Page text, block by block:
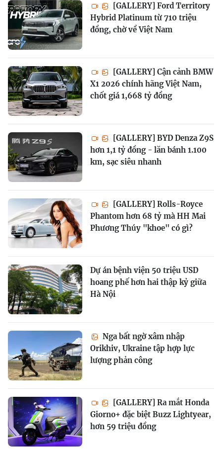
[GALLERY] Ford Territory
Hybrid Platinum từ 710 triệu
đồng, chờ về Việt Nam
[GALLERY] Cận cảnh BMW
X1 2026 chính hãng Việt Nam,
chốt giá 1,668 tỷ đồng
[GALLERY] BYD Denza Z9S
hơn 1,1 tỷ đồng - lăn bánh 1.100
km, sạc siêu nhanh
[GALLERY] Rolls-Royce
Phantom hơn 68 tỷ mà HH Mai
Phương Thúy "khoe" có gì?
Dự án bệnh viện 50 triệu USD
hoang phế hơn hai thập kỷ giữa
Hà Nội
Nga bất ngờ xâm nhập
Orikhiv, Ukraine tập hợp lực
lượng phản công
[GALLERY] Ra mắt Honda
Giorno+ đặc biệt Buzz Lightyear,
hơn 59 triệu đồng